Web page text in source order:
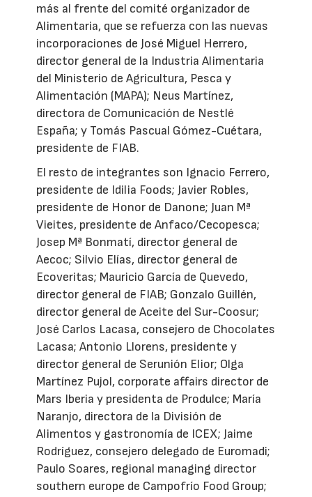
más al frente del comité organizador de
Alimentaria, que se refuerza con las nuevas
incorporaciones de José Miguel Herrero,
director general de la Industria Alimentaria
del Ministerio de Agricultura, Pesca y
Alimentación (MAPA); Neus Martínez,
directora de Comunicación de Nestlé
España; y Tomás Pascual Gómez-Cuétara,
presidente de FIAB.
El resto de integrantes son Ignacio Ferrero,
presidente de Idilia Foods; Javier Robles,
presidente de Honor de Danone; Juan Mª
Vieites, presidente de Anfaco/Cecopesca;
Josep Mª Bonmatí, director general de
Aecoc; Silvio Elías, director general de
Ecoveritas; Mauricio García de Quevedo,
director general de FIAB; Gonzalo Guillén,
director general de Aceite del Sur-Coosur;
José Carlos Lacasa, consejero de Chocolates
Lacasa; Antonio Llorens, presidente y
director general de Serunión Elior; Olga
Martínez Pujol, corporate affairs director de
Mars Iberia y presidenta de Produlce; María
Naranjo, directora de la División de
Alimentos y gastronomía de ICEX; Jaime
Rodríguez, consejero delegado de Euromadi;
Paulo Soares, regional managing director
southern europe de Campofrío Food Group;